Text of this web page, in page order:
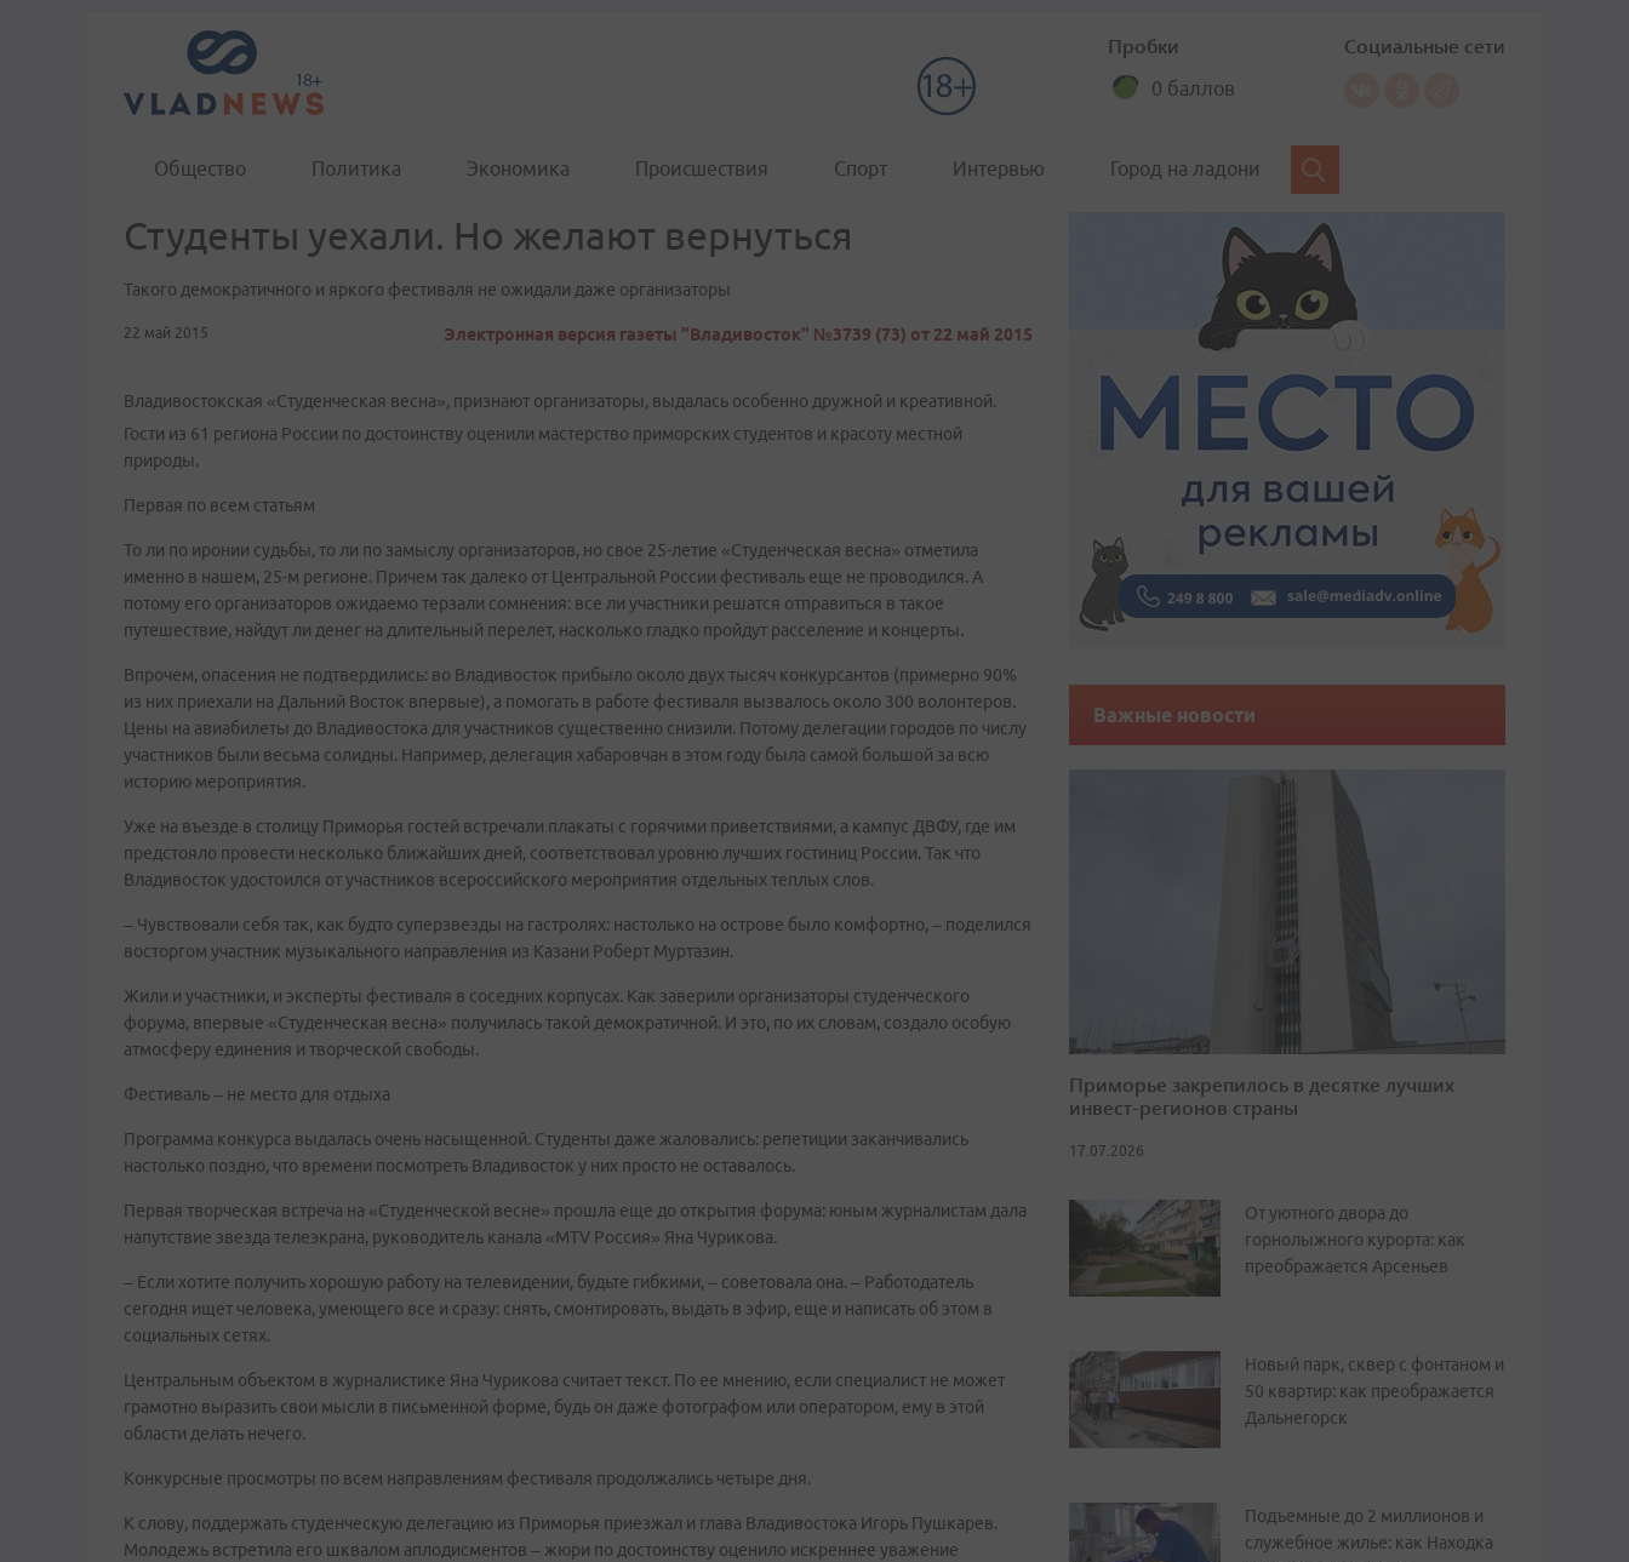
Пробки
0 баллов
Социальные сети
Общество Политика Экономика Происшествия Спорт Интервью Город на ладони
Студенты уехали. Но желают вернуться
Такого демократичного и яркого фестиваля не ожидали даже организаторы
22 май 2015 Электронная версия газеты "Владивосток" №3739 (73) от 22 май 2015
Владивостокская «Студенческая весна», признают организаторы, выдалась особенно дружной и креативной.
Гости из 61 региона России по достоинству оценили мастерство приморских студентов и красоту местной
природы.
Первая по всем статьям
То ли по иронии судьбы, то ли по замыслу организаторов, но свое 25-летие «Студенческая весна» отметила
именно в нашем, 25-м регионе. Причем так далеко от Центральной России фестиваль еще не проводился. А
потому его организаторов ожидаемо терзали сомнения: все ли участники решатся отправиться в такое
путешествие, найдут ли денег на длительный перелет, насколько гладко пройдут расселение и концерты.
Впрочем, опасения не подтвердились: во Владивосток прибыло около двух тысяч конкурсантов (примерно 90%
из них приехали на Дальний Восток впервые), а помогать в работе фестиваля вызвалось около 300 волонтеров.
Цены на авиабилеты до Владивостока для участников существенно снизили. Потому делегации городов по числу
участников были весьма солидны. Например, делегация хабаровчан в этом году была самой большой за всю
историю мероприятия.
Уже на въезде в столицу Приморья гостей встречали плакаты с горячими приветствиями, а кампус ДВФУ, где им
предстояло провести несколько ближайших дней, соответствовал уровню лучших гостиниц России. Так что
Владивосток удостоился от участников всероссийского мероприятия отдельных теплых слов.
– Чувствовали себя так, как будто суперзвезды на гастролях: настолько на острове было комфортно, – поделился
восторгом участник музыкального направления из Казани Роберт Муртазин.
Жили и участники, и эксперты фестиваля в соседних корпусах. Как заверили организаторы студенческого
форума, впервые «Студенческая весна» получилась такой демократичной. И это, по их словам, создало особую
атмосферу единения и творческой свободы.
Фестиваль – не место для отдыха
Программа конкурса выдалась очень насыщенной. Студенты даже жаловались: репетиции заканчивались
настолько поздно, что времени посмотреть Владивосток у них просто не оставалось.
Первая творческая встреча на «Студенческой весне» прошла еще до открытия форума: юным журналистам дала
напутствие звезда телеэкрана, руководитель канала «MTV Россия» Яна Чурикова.
– Если хотите получить хорошую работу на телевидении, будьте гибкими, – советовала она. – Работодатель
сегодня ищет человека, умеющего все и сразу: снять, смонтировать, выдать в эфир, еще и написать об этом в
социальных сетях.
Центральным объектом в журналистике Яна Чурикова считает текст. По ее мнению, если специалист не может
грамотно выразить свои мысли в письменной форме, будь он даже фотографом или оператором, ему в этой
области делать нечего.
Конкурсные просмотры по всем направлениям фестиваля продолжались четыре дня.
К слову, поддержать студенческую делегацию из Приморья приезжал и глава Владивостока Игорь Пушкарев.
Молодежь встретила его шквалом аплодисментов – жюри по достоинству оценило искреннее уважение
Важные новости
Приморье закрепилось в десятке лучших
инвест-регионов страны
17.07.2026
От уютного двора до
горнолыжного курорта: как
преображается Арсеньев
Новый парк, сквер с фонтаном и
50 квартир: как преображается
Дальнегорск
Подъемные до 2 миллионов и
служебное жилье: как Находка